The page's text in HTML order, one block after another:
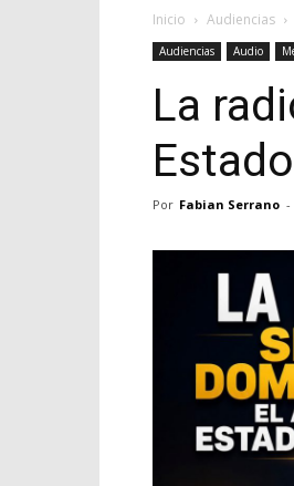
Inicio Audiencias
Audiencias Audio
La
Por Fabian Serrano -